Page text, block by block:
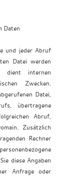
Daten
und jeder Abruf
Datei werden
dient internen
Zwecken.
Datei,
übertragene
Abruf,
Zusätzlich
Rechner
diese Angaben
Anfrage oder